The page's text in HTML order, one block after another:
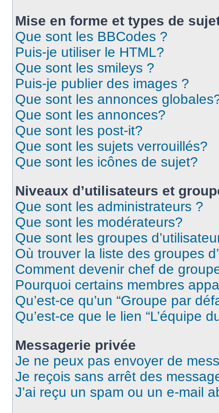
Mise en forme et types de
Que sont les BBCodes ?
Puis-je utiliser le HTML?
Que sont les smileys ?
Puis-je publier des images ?
Que sont les annonces
Que sont les annonces?
Que sont les post-it?
Que sont les sujets verrouillés?
Que sont les icônes de sujet?
Niveaux d’utilisateurs et
Que sont les administrateurs ?
Que sont les modérateurs?
Que sont les groupes
Où trouver la liste des groupes
Comment devenir chef de
Pourquoi certains membres
Qu’est-ce qu’un “Groupe par
Qu’est-ce que le lien “L’équipe
Messagerie privée
Je ne peux pas envoyer de
Je reçois sans arrêt des
J’ai reçu un spam ou un e-mail